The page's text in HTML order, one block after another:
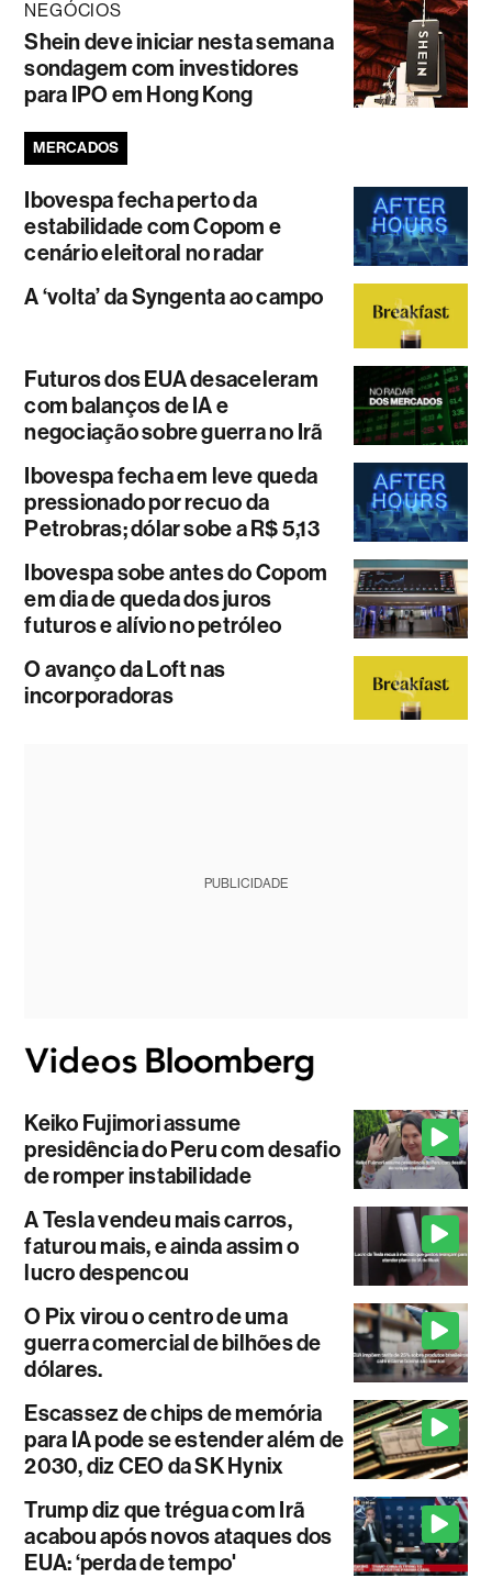
NEGÓCIOS
Shein deve iniciar nesta semana
sondagem com investidores
para IPO em Hong Kong
MERCADOS
Ibovespa fecha perto da
estabilidade com Copom e
cenário eleitoral no radar
A ‘volta’ da Syngenta ao campo
Futuros dos EUA desaceleram
com balanços de IA e
negociação sobre guerra no Irã
Ibovespa fecha em leve queda
pressionado por recuo da
Petrobras; dólar sobe a R$ 5,13
Ibovespa sobe antes do Copom
em dia de queda dos juros
futuros e alívio no petróleo
O avanço da Loft nas
incorporadoras
PUBLICIDADE
Keiko Fujimori assume
presidência do Peru com desafio
de romper instabilidade
A Tesla vendeu mais carros,
faturou mais, e ainda assim o
lucro despencou
O Pix virou o centro de uma
guerra comercial de bilhões de
dólares.
Escassez de chips de memória
para IA pode se estender além de
2030, diz CEO da SK Hynix
Trump diz que trégua com Irã
acabou após novos ataques dos
EUA: ‘perda de tempo'